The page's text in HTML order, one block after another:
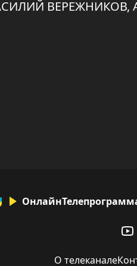
ВЕРЕЖНИКОВ,
Онлайн
О телеканале